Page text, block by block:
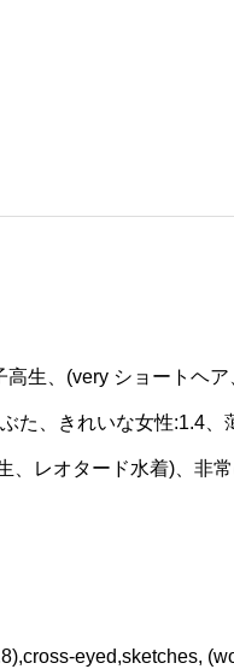
生、(very ショートヘ
た、きれいな女性:1.4、
、レオタード水着)、非
eyed,sketches,